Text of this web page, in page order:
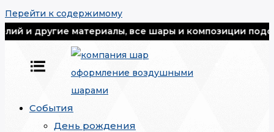
Перейти к содержимому
материалы, все шары и композиции подорожали
События
День рождения